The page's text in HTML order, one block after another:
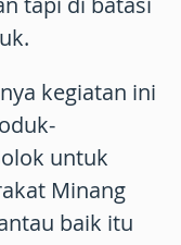
kegiatan ini
untuk
Minang
baik itu